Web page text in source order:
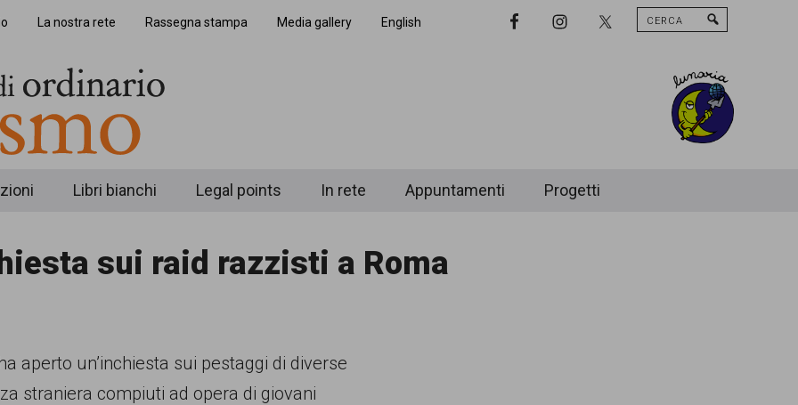
La nostra rete Rassegna stampa Media gallery English
Nav
Cerca
Libri bianchi Legal points In rete Appuntamenti Progetti
sui raid razzisti a Roma
aperto un’inchiesta sui pestaggi di diverse
straniera compiuti ad opera di giovani